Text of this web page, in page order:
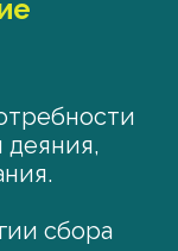
деяния,
сбора